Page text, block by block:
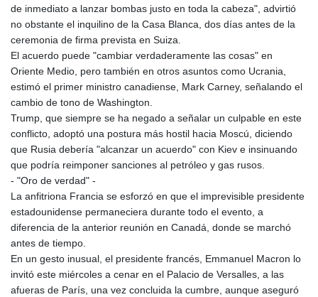
de inmediato a lanzar bombas justo en toda la cabeza", advirtió
no obstante el inquilino de la Casa Blanca, dos días antes de la
ceremonia de firma prevista en Suiza.
El acuerdo puede "cambiar verdaderamente las cosas" en
Oriente Medio, pero también en otros asuntos como Ucrania,
estimó el primer ministro canadiense, Mark Carney, señalando el
cambio de tono de Washington.
Trump, que siempre se ha negado a señalar un culpable en este
conflicto, adoptó una postura más hostil hacia Moscú, diciendo
que Rusia debería "alcanzar un acuerdo" con Kiev e insinuando
que podría reimponer sanciones al petróleo y gas rusos.
- "Oro de verdad" -
La anfitriona Francia se esforzó en que el imprevisible presidente
estadounidense permaneciera durante todo el evento, a
diferencia de la anterior reunión en Canadá, donde se marchó
antes de tiempo.
En un gesto inusual, el presidente francés, Emmanuel Macron lo
invitó este miércoles a cenar en el Palacio de Versalles, a las
afueras de París, una vez concluida la cumbre, aunque aseguró